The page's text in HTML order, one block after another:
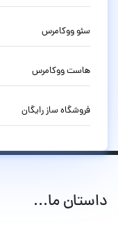
سئو ووکامرس
هاست ووکامرس
فروشگاه ساز رایگان
داستان ما...